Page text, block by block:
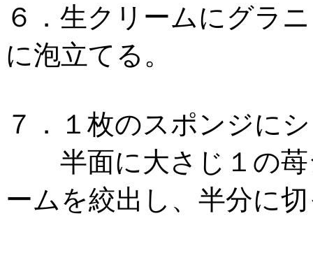
６．生クリームにグラ
に泡立てる。
７．１枚のスポンジに
半面に大さじ１の苺
ームを絞出し、半分に